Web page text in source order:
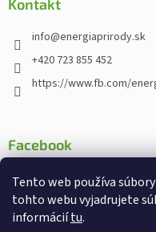
Tento web používa
tohto webu vyjadrujete
informáciítu.
Kontakt
info@energiaprirody.sk
+420 723 855 452
https://www.fb.com/
Facebook